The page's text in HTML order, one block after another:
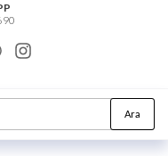
90
Ara